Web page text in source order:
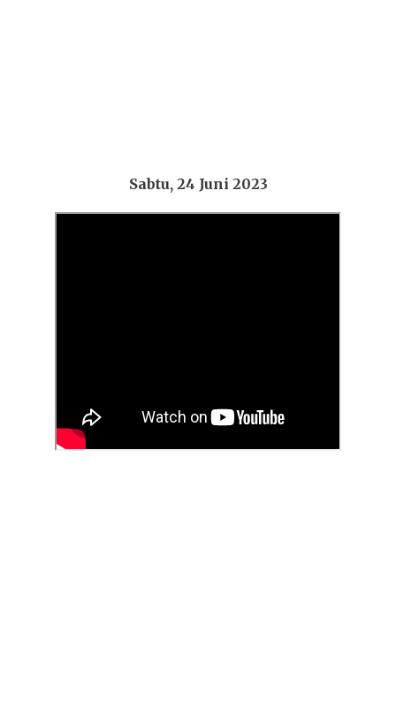
Sabtu, 24 Juni 2023